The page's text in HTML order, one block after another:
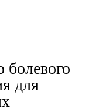
болевого
для